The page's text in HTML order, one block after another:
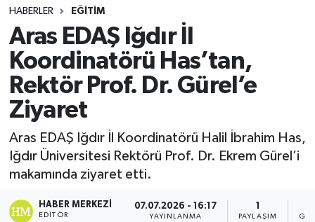
HABERLER EĞITIM
Aras EDAŞ Iğdır İl
Koordinatörü Has’tan,
Rektör Prof. Dr. Gürel’e
Ziyaret
Aras EDAŞ Iğdır İl Koordinatörü Halil İbrahim Has,
Iğdır Üniversitesi Rektörü Prof. Dr. Ekrem Gürel’i
makamında ziyaret etti.
HABER MERKEZI
EDITÖR
07.07.2026 - 16:17
YAYINLANMA
1
PAYLAŞIM
Son Dakika Haberleri
Haber Arşivi